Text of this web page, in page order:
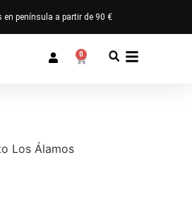
en península a partir de 90 €
0
Los Álamos